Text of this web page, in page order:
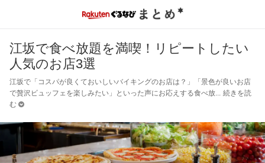
江坂で食べ放題を満喫！リピートしたい
人気のお店3選
江坂で「コスパが良くておいしいバイキングのお店は？」「景色が良いお店
で贅沢ビュッフェを楽しみたい」といった声にお応えする食べ放
続きを読
む